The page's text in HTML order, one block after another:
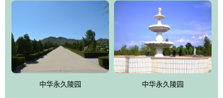
环绕挡住了外界的风吹，流动的生气遇到官厅的水又止住了，正好
符合山环水抱，藏风纳气的要求。中华永久陵园风景庄重典雅、气
势如宏，是华北地区最大的平川式墓园，陵园以皇家建筑风格为载
体吸取现代园林艺术之精华
中华永久陵园 中华永久陵园